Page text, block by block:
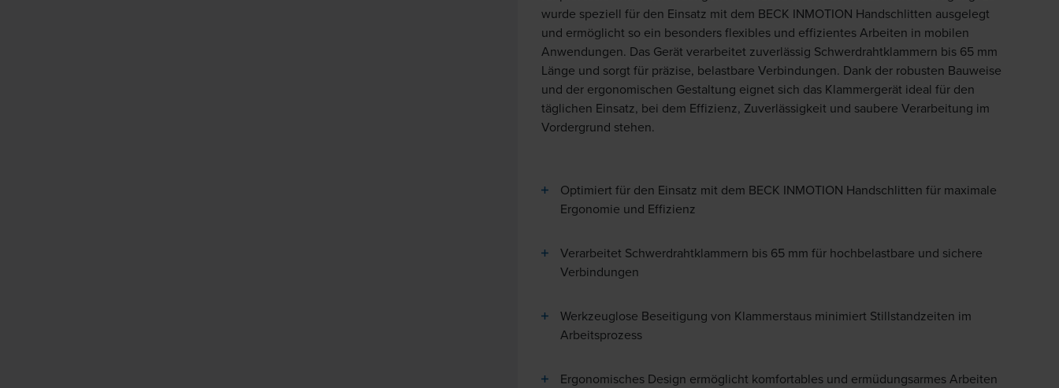
wurde speziell für den Einsatz mit dem BECK INMOTION Handschlitten ausgelegt
und ermöglicht so ein besonders flexibles und effizientes Arbeiten in mobilen
Anwendungen. Das Gerät verarbeitet zuverlässig Schwerdrahtklammern bis 65 mm
Länge und sorgt für präzise, belastbare Verbindungen. Dank der robusten Bauweise
und der ergonomischen Gestaltung eignet sich das Klammergerät ideal für den
täglichen Einsatz, bei dem Effizienz, Zuverlässigkeit und saubere Verarbeitung im
Vordergrund stehen.
Optimiert für den Einsatz mit dem BECK INMOTION Handschlitten für maximale
Ergonomie und Effizienz
Verarbeitet Schwerdrahtklammern bis 65 mm für hochbelastbare und sichere
Verbindungen
Werkzeuglose Beseitigung von Klammerstaus minimiert Stillstandzeiten im
Arbeitsprozess
Ergonomisches Design ermöglicht komfortables und ermüdungsarmes Arbeiten